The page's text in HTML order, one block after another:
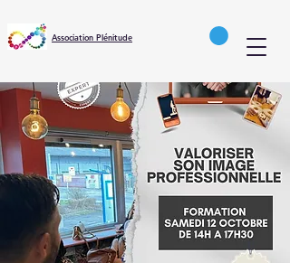
Association Plénitude